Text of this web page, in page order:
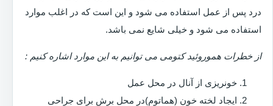
درد پس از عمل استفاده می شود و این است که در اغلب موارد
استفاده می شود و خیلی شایع نمی باشد.
از خطرات هموروئید کتومی می توانیم به این موارد اشاره کنیم :
خونریزی از آنال در محل عمل
ایجاد لخته خون (هماتوم)در محل برش برای جراحی